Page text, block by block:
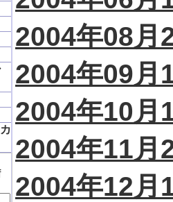
2004年08月
2004年09月
2004年10月
2004年11月
2004年12月